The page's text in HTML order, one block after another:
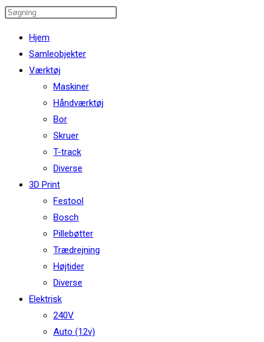
search
Search
website
Hjem
Samleobjekter
Værktøj
Maskiner
Håndværktøj
Bor
Skruer
T-track
Diverse
3D Print
Festool
Bosch
Pillebøtter
Trædrejning
Højtider
Diverse
Elektrisk
240V
Auto (12v)